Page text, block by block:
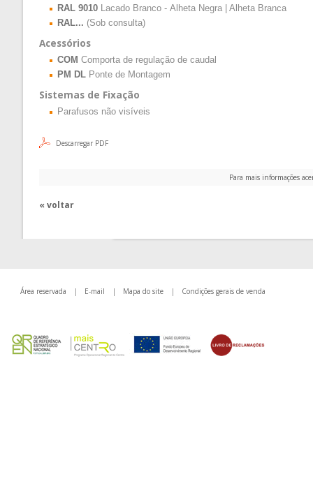
RAL 9010 Lacado Branco - Alheta Negra | Alheta Branca
RAL... (Sob consulta)
Acessórios
COM Comporta de regulação de caudal
PM DL Ponte de Montagem
Sistemas de Fixação
Parafusos não visíveis
Descarregar PDF
Para mais informações
« voltar
Área reservada | E-mail | Mapa do site | Condições gerais de venda